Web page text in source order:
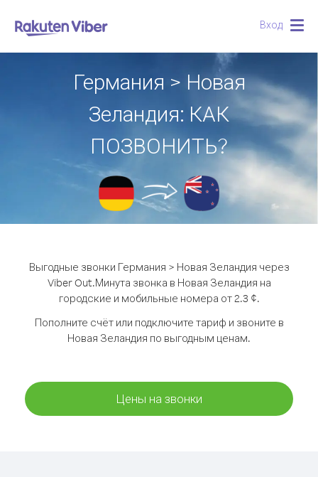
Вход
Германия > Новая
Зеландия: КАК
ПОЗВОНИТЬ?
Выгодные звонки Германия > Новая Зеландия через
Viber Out.Минута звонка в Новая Зеландия на
городские и мобильные номера от 2.3 ¢.
Пополните счёт или подключите тариф и звоните в
Новая Зеландия по выгодным ценам.
Цены на звонки